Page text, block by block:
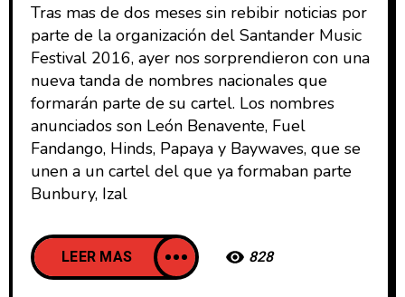
Tras mas de dos meses sin rebibir noticias por
parte de la organización del Santander Music
Festival 2016, ayer nos sorprendieron con una
nueva tanda de nombres nacionales que
formarán parte de su cartel. Los nombres
anunciados son León Benavente, Fuel
Fandango, Hinds, Papaya y Baywaves, que se
unen a un cartel del que ya formaban parte
Bunbury, Izal
LEER MAS 828